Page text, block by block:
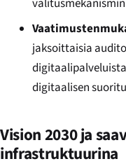
jaksoittaisia
digitaalisen
Vision 2030 ja
infrastruktuurina